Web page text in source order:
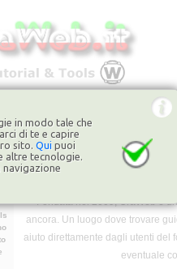
FORUM NOTE
Fondata nel 2009, OraWeb è
ancora. Un luogo dove trovare
aiuto direttamente dagli utenti del
eventuale
in modo tale che
di te e capire
sito. Qui puoi
altre tecnologie.
navigazione